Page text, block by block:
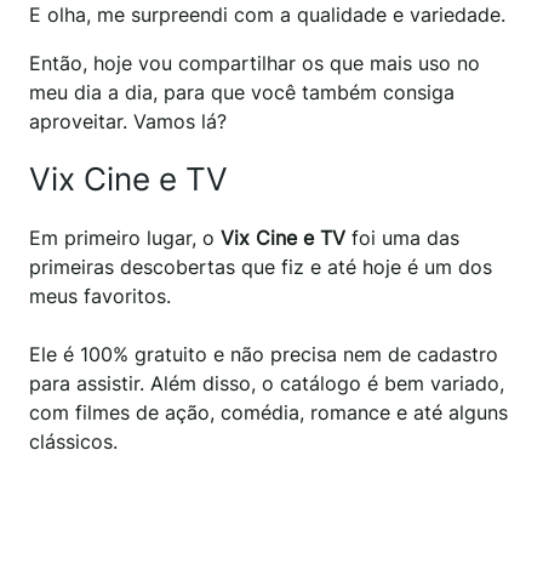
E olha, me surpreendi com a qualidade e variedade.
Então, hoje vou compartilhar os que mais uso no
meu dia a dia, para que você também consiga
aproveitar. Vamos lá?
Vix Cine e TV
Em primeiro lugar, o Vix Cine e TV foi uma das
primeiras descobertas que fiz e até hoje é um dos
meus favoritos.
Ele é 100% gratuito e não precisa nem de cadastro
para assistir. Além disso, o catálogo é bem variado,
com filmes de ação, comédia, romance e até alguns
clássicos.